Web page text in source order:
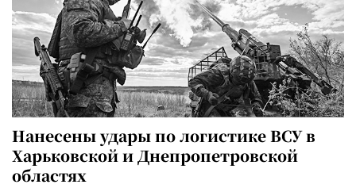
Нанесены удары по логистике ВСУ в
Харьковской и Днепропетровской
областях